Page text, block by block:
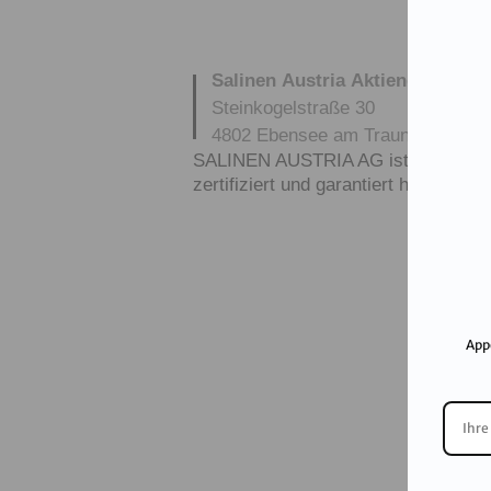
Salinen Austria
Steinkogelstraße 30
4802 Ebensee am Traunsee
SALINEN AUSTRIA AG ist nach
zertifiziert und garantiert höchste